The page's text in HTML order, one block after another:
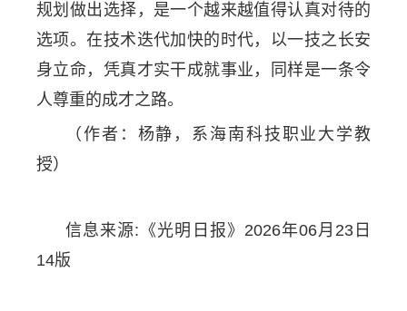
规划做出选择，是一个越来越值得认真对待的
选项。在技术迭代加快的时代，以一技之长安
身立命，凭真才实干成就事业，同样是一条令
人尊重的成才之路。
（作者：杨静，系海南科技职业大学教
授）
信息来源:《光明日报》2026年06月23日
14版